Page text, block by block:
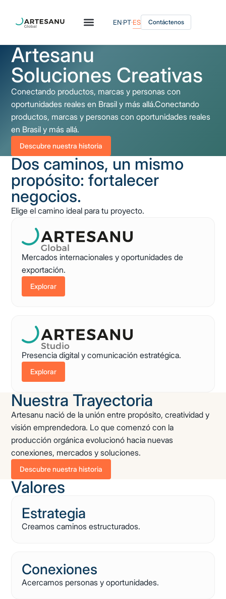
EN·PT·ES Contáctenos
Artesanu
Soluciones Creativas
Conectando productos, marcas y personas con
oportunidades reales en Brasil y más allá.Conectando
productos, marcas y personas con oportunidades reales
en Brasil y más allá.
Descubre nuestra historia
Dos caminos, un mismo
propósito: fortalecer
negocios.
Elige el camino ideal para tu proyecto.
Mercados internacionales y oportunidades de
exportación.
Explorar
Presencia digital y comunicación estratégica.
Explorar
Nuestra Trayectoria
Artesanu nació de la unión entre propósito, creatividad y
visión emprendedora. Lo que comenzó con la
producción orgánica evolucionó hacia nuevas
conexiones, mercados y soluciones.
Descubre nuestra historia
Valores
Estrategia
Creamos caminos estructurados.
Conexiones
Acercamos personas y oportunidades.